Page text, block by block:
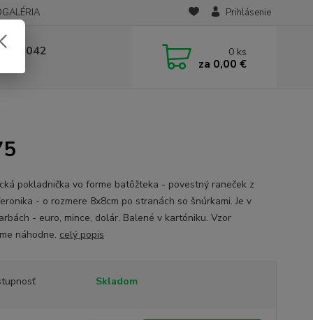
Prihlásenie
236 042 0 ks
za 0,00 €
pokladnička vo forme batôžteka - povestný raneček z
- o rozmere 8x8cm po stranách so šnúrkami. Je v
- euro, mince, dolár. Balené v kartóniku. Vzor
náhodne. celý popis
Skladom